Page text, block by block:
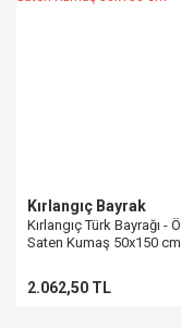
Kırlangıç Bayrak
Kırlangıç Türk Bayrağı -
Saten Kumaş 50x150 cm
2.062,50 TL